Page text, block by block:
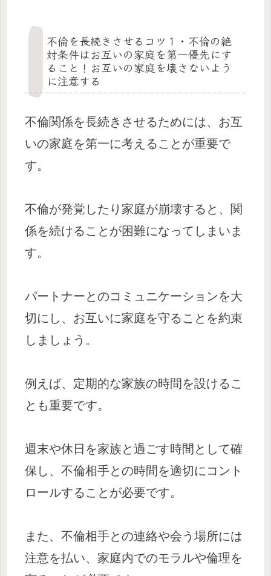
不倫を長続きさせるコツ１・不倫の絶
対条件はお互いの家庭を第一優先にす
ること！お互いの家庭を壊さないよう
に注意する
不倫関係を長続きさせるためには、お互
いの家庭を第一に考えることが重要で
す。
不倫が発覚したり家庭が崩壊すると、関
係を続けることが困難になってしまいま
す。
パートナーとのコミュニケーションを大
切にし、お互いに家庭を守ることを約束
しましょう。
例えば、定期的な家族の時間を設けるこ
とも重要です。
週末や休日を家族と過ごす時間として確
保し、不倫相手との時間を適切にコント
ロールすることが必要です。
また、不倫相手との連絡や会う場所には
注意を払い、家庭内でのモラルや倫理を